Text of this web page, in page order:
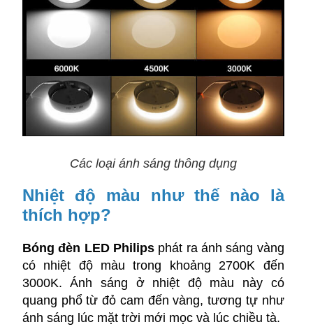
Các loại ánh sáng thông dụng
Nhiệt độ màu như thế nào là
thích hợp?
Bóng đèn LED Philips phát ra ánh sáng vàng
có nhiệt độ màu trong khoảng 2700K đến
3000K. Ánh sáng ở nhiệt độ màu này có
quang phổ từ đỏ cam đến vàng, tương tự như
ánh sáng lúc mặt trời mới mọc và lúc chiều tà.